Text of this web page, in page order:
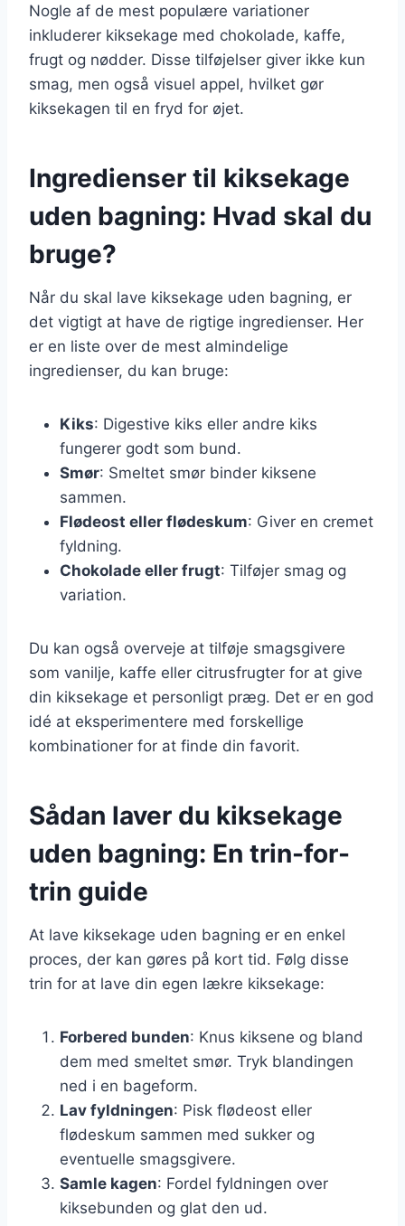
Nogle af de mest populære variationer
inkluderer kiksekage med chokolade, kaffe,
frugt og nødder. Disse tilføjelser giver ikke kun
smag, men også visuel appel, hvilket gør
kiksekagen til en fryd for øjet.
Ingredienser til kiksekage
uden bagning: Hvad skal du
bruge?
Når du skal lave kiksekage uden bagning, er
det vigtigt at have de rigtige ingredienser. Her
er en liste over de mest almindelige
ingredienser, du kan bruge:
Kiks: Digestive kiks eller andre kiks
fungerer godt som bund.
Smør: Smeltet smør binder kiksene
sammen.
Flødeost eller flødeskum: Giver en cremet
fyldning.
Chokolade eller frugt: Tilføjer smag og
variation.
Du kan også overveje at tilføje smagsgivere
som vanilje, kaffe eller citrusfrugter for at give
din kiksekage et personligt præg. Det er en god
idé at eksperimentere med forskellige
kombinationer for at finde din favorit.
Sådan laver du kiksekage
uden bagning: En trin-for-
trin guide
At lave kiksekage uden bagning er en enkel
proces, der kan gøres på kort tid. Følg disse
trin for at lave din egen lækre kiksekage:
Forbered bunden: Knus kiksene og bland
dem med smeltet smør. Tryk blandingen
ned i en bageform.
Lav fyldningen: Pisk flødeost eller
flødeskum sammen med sukker og
eventuelle smagsgivere.
Samle kagen: Fordel fyldningen over
kiksebunden og glat den ud.